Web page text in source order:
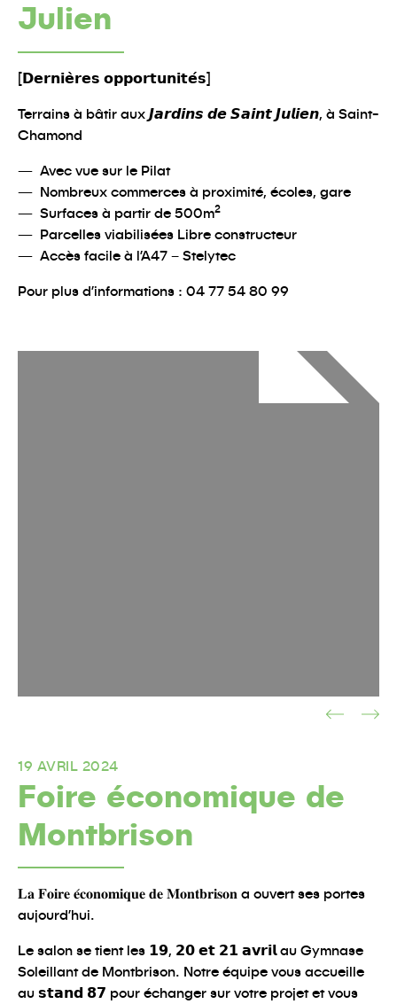
Julien
[𝗗𝗲𝗿𝗻𝗶𝗲̀𝗿𝗲𝘀 𝗼𝗽𝗽𝗼𝗿𝘁𝘂𝗻𝗶𝘁𝗲́𝘀]
Terrains à bâtir aux 𝙅𝙖𝙧𝙙𝙞𝙣𝙨 𝙙𝙚 𝙎𝙖𝙞𝙣𝙩 𝙅𝙪𝙡𝙞𝙚𝙣, à Saint-
Chamond
Avec vue sur le Pilat
Nombreux commerces à proximité, écoles, gare
Surfaces à partir de 500m²
Parcelles viabilisées Libre constructeur
Accès facile à l’A47 – Stelytec
Pour plus d’informations : 04 77 54 80 99
19 AVRIL 2024
Foire économique de
Montbrison
𝐋𝐚 𝐅𝐨𝐢𝐫𝐞 𝐞́𝐜𝐨𝐧𝐨𝐦𝐢𝐪𝐮𝐞 𝐝𝐞 𝐌𝐨𝐧𝐭𝐛𝐫𝐢𝐬𝐨𝐧 a ouvert ses portes
aujourd’hui.
Le salon se tient les 𝟭𝟵, 𝟮𝟬 𝗲𝘁 𝟮𝟭 𝗮𝘃𝗿𝗶𝗹 au Gymnase
Soleillant de Montbrison. Notre équipe vous accueille
au 𝘀𝘁𝗮𝗻𝗱 𝟴𝟳 pour échanger sur votre projet et vous